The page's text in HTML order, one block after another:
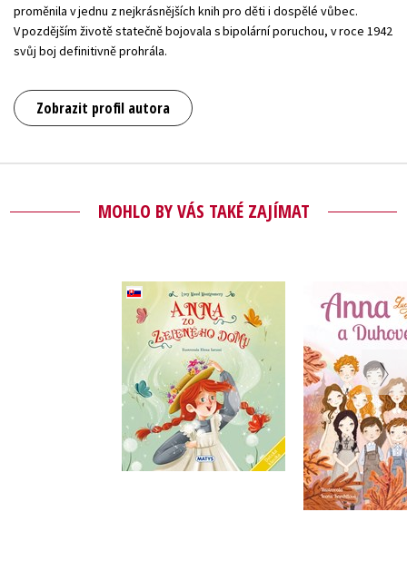
proměnila v jednu z nejkrásnějších knih pro děti i dospělé vůbec.
V pozdějším životě statečně bojovala s bipolární poruchou, v roce 1942
svůj boj definitivně prohrála.
Zobrazit profil autora
MOHLO BY VÁS TAKÉ ZAJÍMAT
Detská klasika: Anna
zo Zeleného domu
(slovensky)
Lucy Maud
Montgomeryová
Anna a
Lucy
Do
239 Kč